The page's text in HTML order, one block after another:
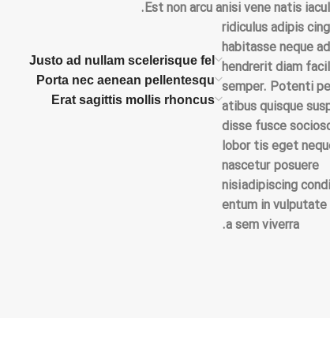
nisi vene natis
ridiculus adipis cing
habitasse neque
hendrerit diam
semper. Potenti
atibus quisque
disse fusce
lobor tis eget
nascetur posuere
nisi adipiscing
entum in vulputate
a sem viverra.
Est non arcu a.
Justo ad nullam scelerisque fel
Porta nec aenean pellentesqu
Erat sagittis mollis rhoncus